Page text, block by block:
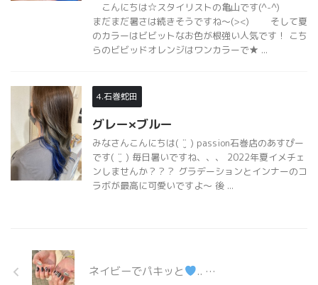
こんにちは☆スタイリストの亀山です(^-^)
まだまだ暑さは続きそうですね～(><) そして夏
のカラーはビビットなお色が根強い人気です！ こち
らのビビッドオレンジはワンカラーで★ ...
4.石巻蛇田
グレー×ブルー
みなさんこんにちは( ¨̮ ) passion石巻店のあすぴー
です( ¨̮ ) 毎日暑いですね、、、 2022年夏イメチェ
ンしませんか？？？ グラデーションとインナーのコ
ラボが最高に可愛いですよ〜 後 ...
ネイビーでパキッと .. …